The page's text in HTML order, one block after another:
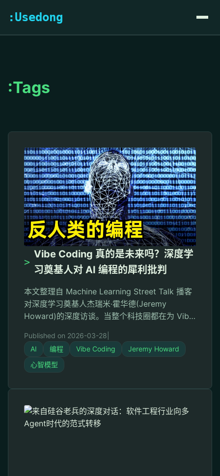
:Usedong
:Tags
>
Vibe Coding 真的是未来吗？深度学
习奠基人对 AI 编程的犀利批判
本文整理自 Machine Learning Street Talk 播客
对深度学习奠基人杰瑞米·霍华德(Jeremy
Howard)的深度访谈。当整个科技圈都在为 Vibe
不同的声音——他直言这种方式"让他感到恶心，
甚至是反人类的"。这不是对 AI 技术的反对，而
是对人类认知未来的深切担忧。 序章：被狂热掩
Published on 2026-03-28
AI
编程 Vibe Coding
Jeremy Howard
心智模型